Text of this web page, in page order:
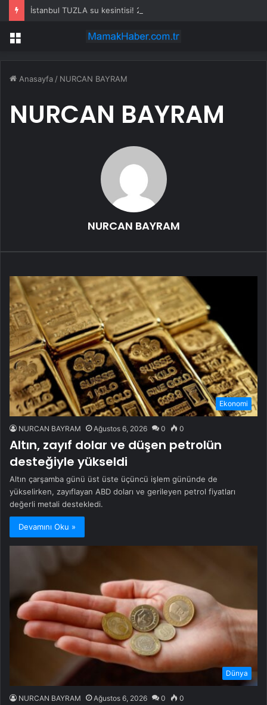
Menü
Anasayfa / NURCAN BAYRAM
NURCAN BAYRAM
NURCAN BAYRAM
Ekonomi
NURCAN BAYRAM Ağustos 6, 2026 0 0
Altın, zayıf dolar ve düşen petrolün
desteğiyle yükseldi
Altın çarşamba günü üst üste üçüncü işlem gününde de
yükselirken, zayıflayan ABD doları ve gerileyen petrol fiyatları
değerli metali destekledi.
Devamını Oku »
Dünya
NURCAN BAYRAM Ağustos 6, 2026 0 0